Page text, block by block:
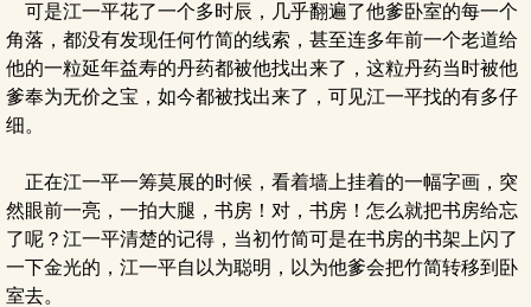
可是江一平花了一个多时辰，几乎翻遍了他爹卧室的每一个
角落，都没有发现任何竹简的线索，甚至连多年前一个老道给
他的一粒延年益寿的丹药都被他找出来了，这粒丹药当时被他
爹奉为无价之宝，如今都被找出来了，可见江一平找的有多仔
细。
正在江一平一筹莫展的时候，看着墙上挂着的一幅字画，突
然眼前一亮，一拍大腿，书房！对，书房！怎么就把书房给忘
了呢？江一平清楚的记得，当初竹简可是在书房的书架上闪了
一下金光的，江一平自以为聪明，以为他爹会把竹简转移到卧
室去。